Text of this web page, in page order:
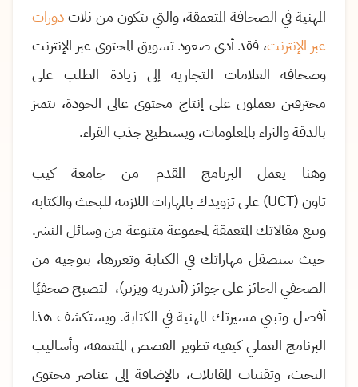
المهنية في الصحافة المتعمقة، والتي تتكون من ثلاثدورات
عبر الإنترنت، فقدأدى صعود تسويق المحتوى عبر الإنترنت
وصحافة العلامات التجارية إلى زيادة الطلب على
محترفين يعملون على إنتاج محتوى عالي الجودة، يتميز
بالدقة والثراء بالمعلومات، ويستطيع جذب القراء.
وهنا يعمل البرنامج المقدم من جامعة كيب
تاون(UCT) على تزويدك بالمهارات اللازمة للبحث والكتابة
وبيع مقالاتك المتعمقة لمجموعة متنوعة من وسائل النشر.
حيث ستصقل مهاراتك في الكتابة وتعززها، بتوجيه من
الصحفي الحائز على جوائز (أندريه ويزنر)، لتصبح صحفيًا
أفضل وتبني مسيرتك المهنية في الكتابة. ويستكشف هذا
البرنامج العملي كيفية تطوير القصص المتعمقة، وأساليب
البحث، وتقنيات المقابلات، بالإضافة إلى عناصر محتوى